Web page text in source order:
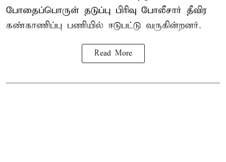
போதைப்பொருள் தடுப்பு பிரிவு போலீசார் தீவிர
கண்காணிப்பு பணியில் ஈடுபட்டு வருகின்றனர்.
Read More